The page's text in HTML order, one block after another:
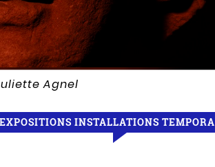
Agnel
EXPOSITIONS INSTALLATIONS